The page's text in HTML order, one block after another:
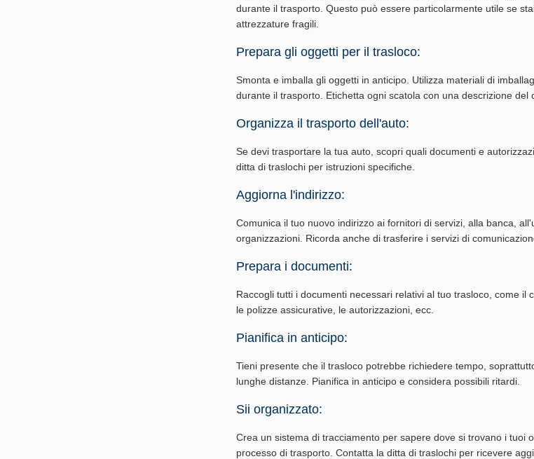
durante il trasporto. Questo può essere particolarmente utile se
attrezzature fragili.
Prepara gli oggetti per il trasloco:
Smonta e imballa gli oggetti in anticipo. Utilizza materiali di
durante il trasporto. Etichetta ogni scatola con una descrizione del
Organizza il trasporto dell'auto:
Se devi trasportare la tua auto, scopri quali documenti e
ditta di traslochi per istruzioni specifiche.
Aggiorna l'indirizzo:
Comunica il tuo nuovo indirizzo ai fornitori di servizi, alla banca,
organizzazioni. Ricorda anche di trasferire i servizi di
Prepara i documenti:
Raccogli tutti i documenti necessari relativi al tuo trasloco, come il
le polizze assicurative, le autorizzazioni, ecc.
Pianifica in anticipo:
Tieni presente che il trasloco potrebbe richiedere tempo,
lunghe distanze. Pianifica in anticipo e considera possibili ritardi.
Sii organizzato:
Crea un sistema di tracciamento per sapere dove si trovano i tuoi
processo di trasporto. Contatta la ditta di traslochi per ricevere